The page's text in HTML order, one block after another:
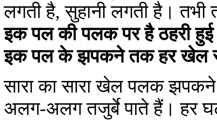
लगती है, सुहानी लगती है। तभी
इक पल की पलक पर है ठहरी हुई
इक पल के झपकने तक हर खेल
सारा का सारा खेल पलक
अलग-अलग तजुर्बे पाते हैं। हर